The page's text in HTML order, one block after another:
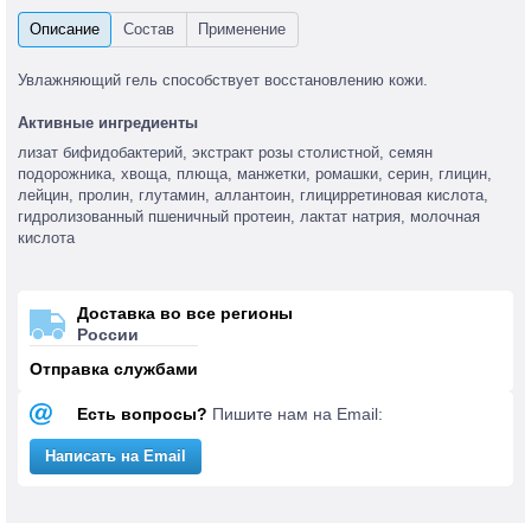
Увлажняющий гель способствует восстановлению кожи.
Активные ингредиенты
лизат бифидобактерий, экстракт розы столистной, семян
подорожника, хвоща, плюща, манжетки, ромашки, серин, глицин,
лейцин, пролин, глутамин, аллантоин, глицирретиновая кислота,
гидролизованный пшеничный протеин, лактат натрия, молочная
кислота
Доставка во все регионы
России
Отправка службами
Есть вопросы? Пишите нам на Email:
Написать на Email